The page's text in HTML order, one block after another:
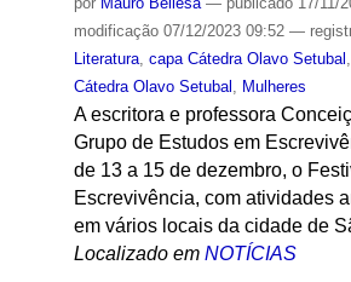
modificação07/12/2023 09:52 —
Literatura, capa Cátedra Olavo Setubal ,
Cátedra Olavo Setubal , Mulheres
A escritora e professora
Grupo de Estudos em
de 13 a 15 de dezembro, o
Escrevivência, com atividades
em vários locais da cidade de
Localizado em NOTÍCIAS